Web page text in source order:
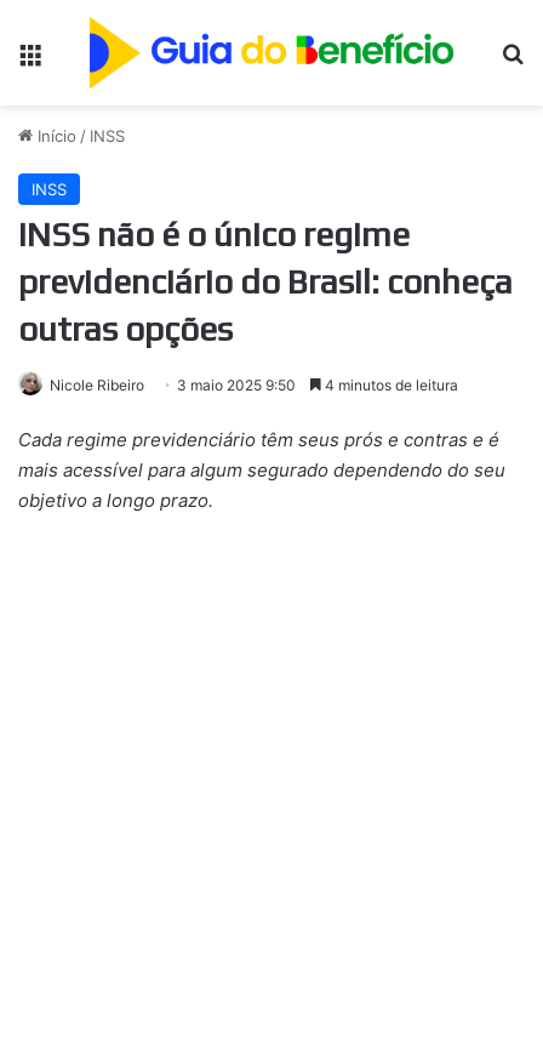
Início / INSS
INSS
INSS não é o único regime
previdenciário do Brasil: conheça
outras opções
Nicole Ribeiro 3 maio 2025 9:50 4 minutos de leitura
Cada regime previdenciário têm seus prós e contras e é
mais acessível para algum segurado dependendo do seu
objetivo a longo prazo.